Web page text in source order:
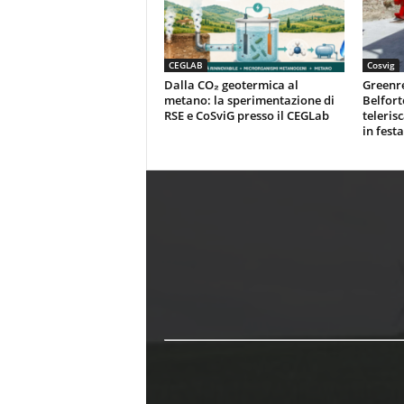
CEGLAB
Dalla CO₂ geotermica al
metano: la sperimentazione di
RSE e CoSviG presso il CEGLab
Cosvig
in